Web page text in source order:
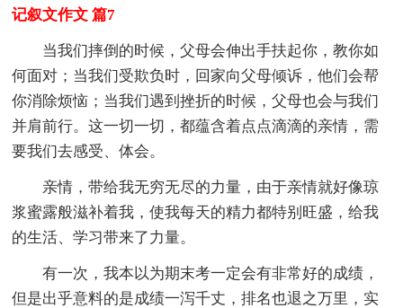
记叙文作文 篇7
当我们摔倒的时候，父母会伸出手扶起你，教你如
何面对；当我们受欺负时，回家向父母倾诉，他们会帮
你消除烦恼；当我们遇到挫折的时候，父母也会与我们
并肩前行。这一切一切，都蕴含着点点滴滴的亲情，需
要我们去感受、体会。
亲情，带给我无穷无尽的力量，由于亲情就好像琼
浆蜜露般滋补着我，使我每天的精力都特别旺盛，给我
的生活、学习带来了力量。
有一次，我本以为期末考一定会有非常好的成绩，
但是出乎意料的是成绩一泻千丈，排名也退之万里，实